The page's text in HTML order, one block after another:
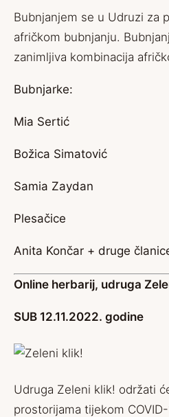
Bubnjanjem se u Udruzi za
afričkom bubnjanju.
zanimljiva kombinacija
Bubnjarke:
Mia Sertić
Božica Simatović
Samia Zaydan
Plesačice
Anita Končar + druge
Online herbarij, udruga
SUB 12.11.2022. godine
Udruga Zeleni klik! održati
prostorijama tijekom